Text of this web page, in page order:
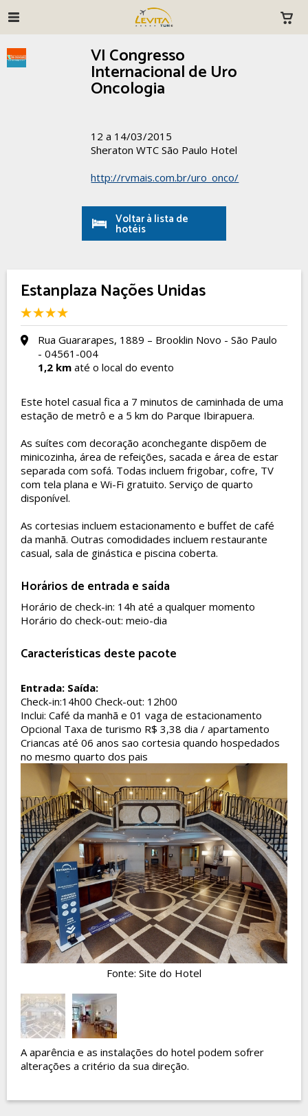
VI Congresso
Internacional de Uro
Oncologia
12 a 14/03/2015
Sheraton WTC São Paulo Hotel
http://rvmais.com.br/uro_onco/
Voltar à lista de
hotéis
Estanplaza Nações Unidas
Rua Guararapes, 1889 – Brooklin Novo - São Paulo
- 04561-004
1,2 km até o local do evento
Este hotel casual fica a 7 minutos de caminhada de uma
estação de metrô e a 5 km do Parque Ibirapuera.
As suítes com decoração aconchegante dispõem de
minicozinha, área de refeições, sacada e área de estar
separada com sofá. Todas incluem frigobar, cofre, TV
com tela plana e Wi-Fi gratuito. Serviço de quarto
disponível.
As cortesias incluem estacionamento e buffet de café
da manhã. Outras comodidades incluem restaurante
casual, sala de ginástica e piscina coberta.
Horários de entrada e saída
Horário de check-in: 14h até a qualquer momento
Horário do check-out: meio-dia
Características deste pacote
Entrada: Saída:
Check-in:14h00 Check-out: 12h00
Inclui: Café da manhã e 01 vaga de estacionamento
Opcional Taxa de turismo R$ 3,38 dia / apartamento
Criancas até 06 anos sao cortesia quando hospedados
no mesmo quarto dos pais
Fonte: Site do Hotel
A aparência e as instalações do hotel podem sofrer
alterações a critério da sua direção.